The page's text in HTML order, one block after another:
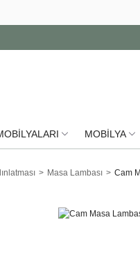
MOBİLYA
Masa Lambası Cam